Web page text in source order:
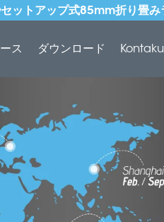
ットアップ式85mm折り畳み
ス ダウンロード